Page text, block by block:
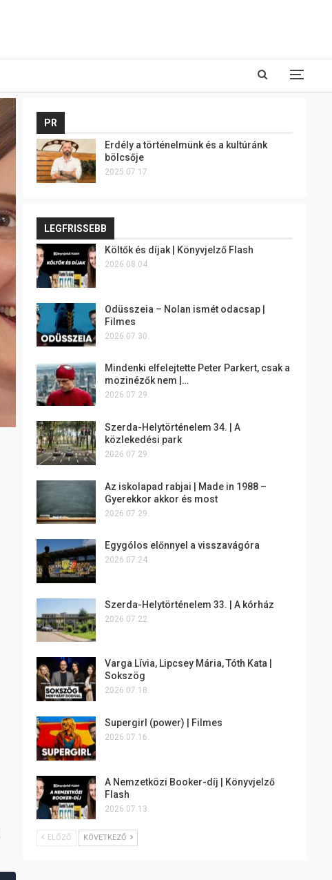
PR
Erdély a történelmünk és a kultúránk
bölcsője
2025.07.17.
LEGFRISSEBB
Költők és díjak | Könyvjelző Flash
2026.08.04.
Odüsszeia – Nolan ismét odacsap |
Filmes
2026.07.30.
Mindenki elfelejtette Peter Parkert, csak a
mozinézők nem |…
2026.07.29.
Szerda-Helytörténelem 34. | A
közlekedési park
2026.07.29.
Az iskolapad rabjai | Made in 1988 –
Gyerekkor akkor és most
2026.07.29.
Egygólos előnnyel a visszavágóra
2026.07.24.
Szerda-Helytörténelem 33. | A kórház
2026.07.22.
Varga Lívia, Lipcsey Mária, Tóth Kata |
Sokszög
2026.07.18.
Supergirl (power) | Filmes
2026.07.16.
A Nemzetközi Booker-díj | Könyvjelző
Flash
2026.07.13.
ELŐZŐ KÖVETKEZŐ